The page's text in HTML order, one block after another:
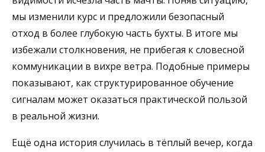
мы изменили курс и предложили безопасный
отход в более глубокую часть бухты. В итоге мы
избежали столкновения, не прибегая к словесной
коммуникации в вихре ветра. Подобные примеры
показывают, как структурированное обучение
сигналам может оказаться практической пользой
в реальной жизни.
Ещё одна история случилась в тёплый вечер, когда